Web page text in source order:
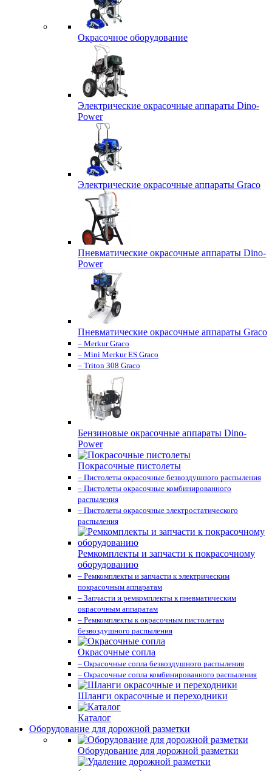
Окрасочное оборудование
Электрические окрасочные аппараты Dino-
Power
Электрические окрасочные аппараты Graco
Пневматические окрасочные аппараты Dino-
Power
Пневматические окрасочные аппараты Graco
– Merkur Graco
– Mini Merkur ES Graco
– Triton 308 Graco
Бензиновые окрасочные аппараты Dino-
Power
Покрасочные пистолеты
– Пистолеты окрасочные безвоздушного распыления
– Пистолеты окрасочные комбинированного
распыления
– Пистолеты окрасочные электростатического
распыления
Ремкомплекты и запчасти к покрасочному
оборудованию
– Ремкомплекты и запчасти к электрическим
покрасочным аппаратам
– Запчасти и ремкомплекты к пневматическим
окрасочным аппаратам
– Ремкомплекты к окрасочным пистолетам
безвоздушного распыления
Окрасочные сопла
– Окрасочные сопла безвоздушного распыления
– Окрасочные сопла комбинированного распыления
Шланги окрасочные и переходники
Каталог
Оборудование для дорожной разметки
Оборудование для дорожной разметки